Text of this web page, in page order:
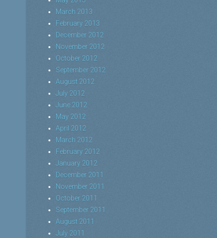
March 2013
February 2013
December 2012
November 2012
October 2012
September 2012
August 2012
July 2012
June 2012
May 2012
April 2012
March 2012
February 2012
January 2012
December 2011
November 2011
October 2011
September 2011
August 2011
July 2011